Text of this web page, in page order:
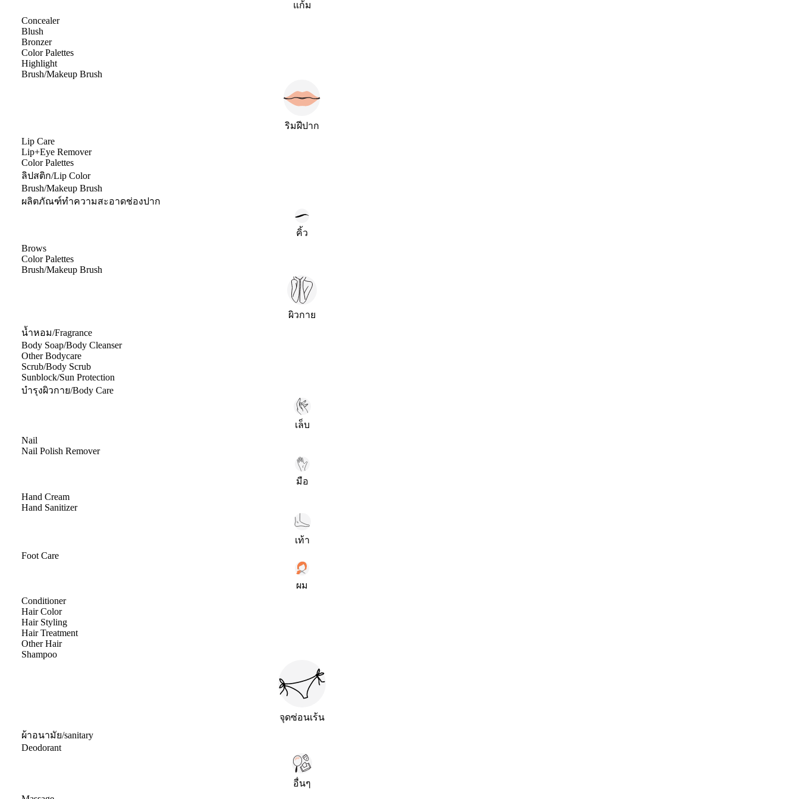
แก้ม
Concealer
Blush
Bronzer
Color Palettes
Highlight
Brush/Makeup Brush
ริมฝีปาก
Lip Care
Lip+Eye Remover
Color Palettes
ลิปสติก/Lip Color
Brush/Makeup Brush
ผลิตภัณฑ์ทำความสะอาดช่องปาก
คิ้ว
Brows
Color Palettes
Brush/Makeup Brush
ผิวกาย
น้ำหอม/Fragrance
Body Soap/Body Cleanser
Other Bodycare
Scrub/Body Scrub
Sunblock/Sun Protection
บำรุงผิวกาย/Body Care
เล็บ
Nail
Nail Polish Remover
มือ
Hand Cream
Hand Sanitizer
เท้า
Foot Care
ผม
Conditioner
Hair Color
Hair Styling
Hair Treatment
Other Hair
Shampoo
จุดซ่อนเร้น
ผ้าอนามัย/sanitary
Deodorant
อื่นๆ